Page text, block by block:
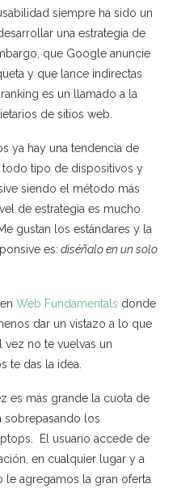
siempre ha sido un
una estrategia de
que Google anuncie
y que lance indirectas
es un llamado a la
de sitios web.
ya hay una tendencia de
todo tipo de dispositivos y
siendo el método más
de estrategia es mucho
gustan los estándares y la
es: diséñalo en un solo
Web Fundamentals donde
dar un vistazo a lo que
vez no te vuelvas un
te das la idea.
es más grande la cuota de
sobrepasando los
El usuario accede de
en cualquier lugar y a
le agregamos la gran oferta